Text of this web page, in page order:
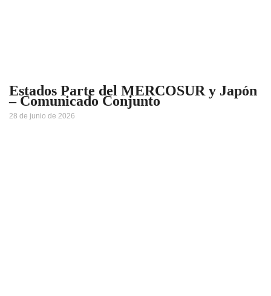
Estados Parte del MERCOSUR y Japón
– Comunicado Conjunto
28 de junio de 2026